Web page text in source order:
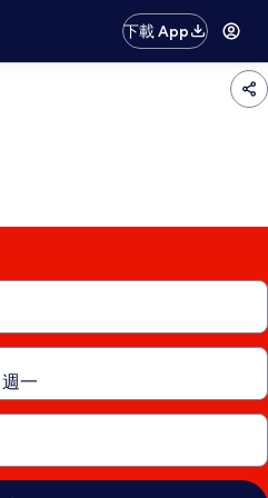
下載 App